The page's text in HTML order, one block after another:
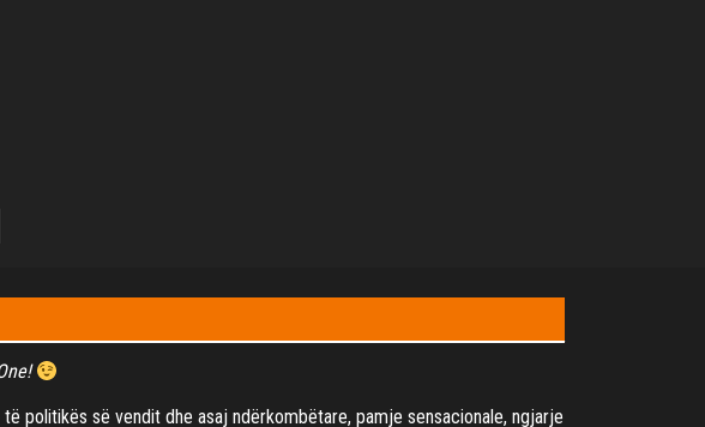
politikës së vendit dhe asaj ndërkombëtare, pamje sensacionale, ngjarje